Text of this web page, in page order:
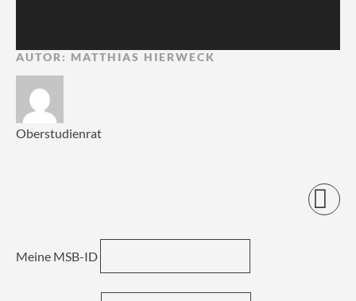
AUTOR: MATTHIAS HIERWECK
Oberstudienrat
Meine MSB-ID